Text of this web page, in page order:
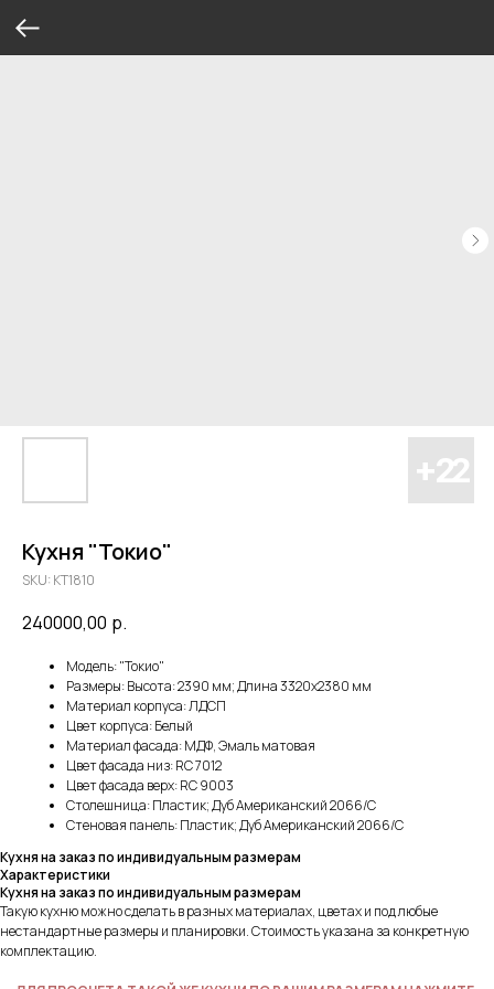
Кухня "Токио"
SKU: KT1810
240000,00 р.
Модель: "Токио"
Размеры: Высота: 2390 мм; Длина 3320х2380 мм
Материал корпуса: ЛДСП
Цвет корпуса: Белый
Материал фасада: МДФ, Эмаль матовая
Цвет фасада низ: RC 7012
Цвет фасада верх: RC 9003
Столешница: Пластик; Дуб Американский 2066/С
Стеновая панель: Пластик; Дуб Американский 2066/С
Кухня на заказ по индивидуальным размерам
Характеристики
Кухня на заказ по индивидуальным размерам
Такую кухню можно сделать в разных материалах, цветах и под любые
нестандартные размеры и планировки. Стоимость указана за конкретную
комплектацию.